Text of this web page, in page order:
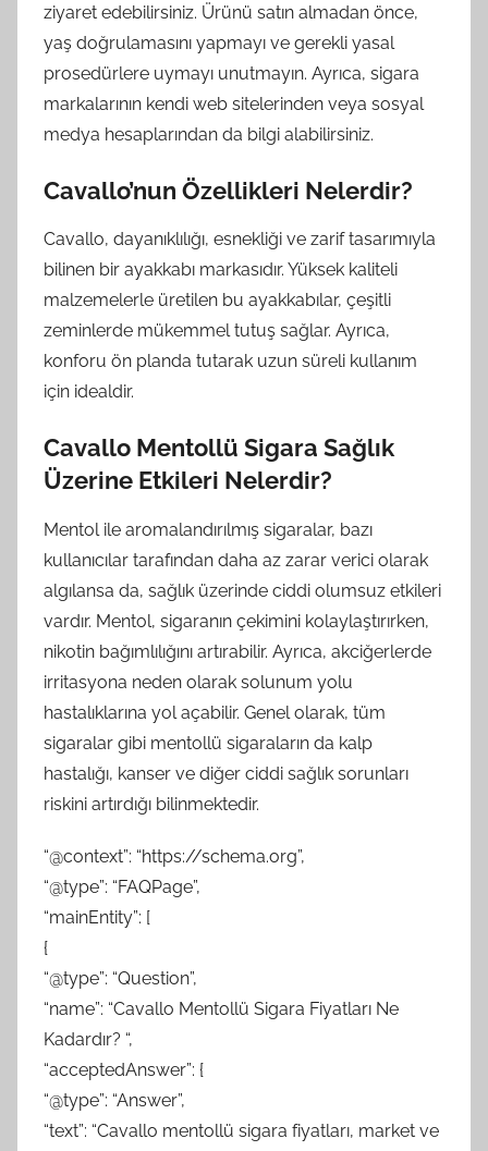
ziyaret edebilirsiniz. Ürünü satın almadan önce,
yaş doğrulamasını yapmayı ve gerekli yasal
prosedürlere uymayı unutmayın. Ayrıca, sigara
markalarının kendi web sitelerinden veya sosyal
medya hesaplarından da bilgi alabilirsiniz.
Cavallo’nun Özellikleri Nelerdir?
Cavallo, dayanıklılığı, esnekliği ve zarif tasarımıyla
bilinen bir ayakkabı markasıdır. Yüksek kaliteli
malzemelerle üretilen bu ayakkabılar, çeşitli
zeminlerde mükemmel tutuş sağlar. Ayrıca,
konforu ön planda tutarak uzun süreli kullanım
için idealdir.
Cavallo Mentollü Sigara Sağlık
Üzerine Etkileri Nelerdir?
Mentol ile aromalandırılmış sigaralar, bazı
kullanıcılar tarafından daha az zarar verici olarak
algılansa da, sağlık üzerinde ciddi olumsuz etkileri
vardır. Mentol, sigaranın çekimini kolaylaştırırken,
nikotin bağımlılığını artırabilir. Ayrıca, akciğerlerde
irritasyona neden olarak solunum yolu
hastalıklarına yol açabilir. Genel olarak, tüm
sigaralar gibi mentollü sigaraların da kalp
hastalığı, kanser ve diğer ciddi sağlık sorunları
riskini artırdığı bilinmektedir.
“@context”: “https://schema.org”,
“@type”: “FAQPage”,
“mainEntity”: [
{
“@type”: “Question”,
“name”: “Cavallo Mentollü Sigara Fiyatları Ne
Kadardır? “,
“acceptedAnswer”: {
“@type”: “Answer”,
“text”: “Cavallo mentollü sigara fiyatları, market ve